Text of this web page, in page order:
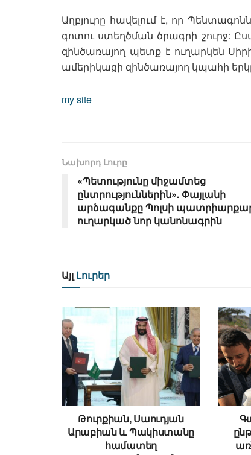
Աղբյուրը հավելում է, որ
գոտու ստեղծման ծրագրի շուրջ:
զինծառայող պետք է ուղարկեն
ամերիկացի զինծառայող կպահի
my site
Նախորդ Լուրը
«Պետությունը միջամտեց
ընտրություններին». Փայլանի
արձագանքը Պոլսի
ուղարկած նոր կանոնագրին
Այլ Լուրեր
Թուրքիան, Սաուդյան
Արաբիան և Պակիստանը
համատեղ